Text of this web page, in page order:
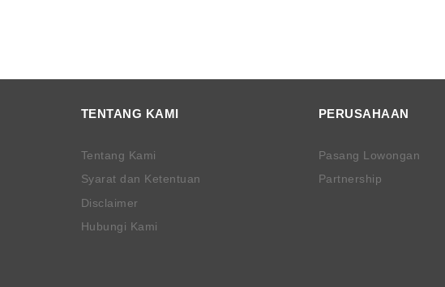
TENTANG KAMI
Tentang Kami
Syarat dan Ketentuan
Disclaimer
Hubungi Kami
PERUSAHAAN
Pasang Lowongan
Partnership